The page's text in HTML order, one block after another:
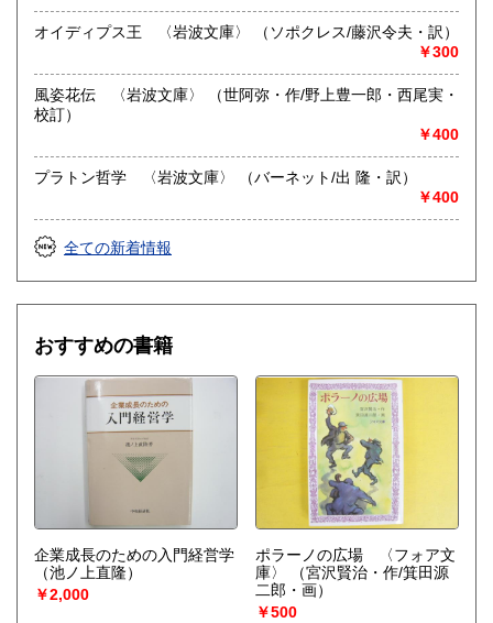
オイディプス王 〈岩波文庫〉 （ソポクレス/藤沢令夫・訳）
￥300
風姿花伝 〈岩波文庫〉 （世阿弥・作/野上豊一郎・西尾実・
校訂）
￥400
プラトン哲学 〈岩波文庫〉 （バーネット/出 隆・訳）
￥400
全ての新着情報
おすすめの書籍
企業成長のための入門経営学
（池ノ上直隆）
￥2,000
ポラーノの広場 〈フォア文
庫〉
（宮沢賢治・作/箕田源
二郎・画）
￥500